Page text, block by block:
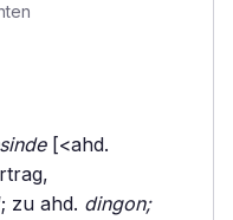
[<ahd.
zu ahd. dingon;